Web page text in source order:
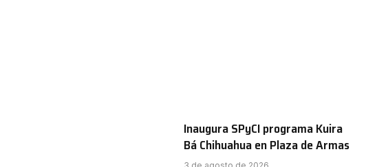
Inaugura SPyCI programa Kuira
Bá Chihuahua en Plaza de Armas